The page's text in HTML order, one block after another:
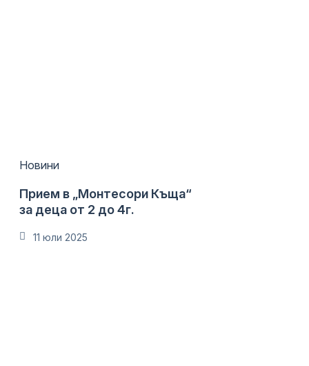
Новини
Прием в „Монтесори Къща“
за деца от 2 до 4г.
11 юли 2025